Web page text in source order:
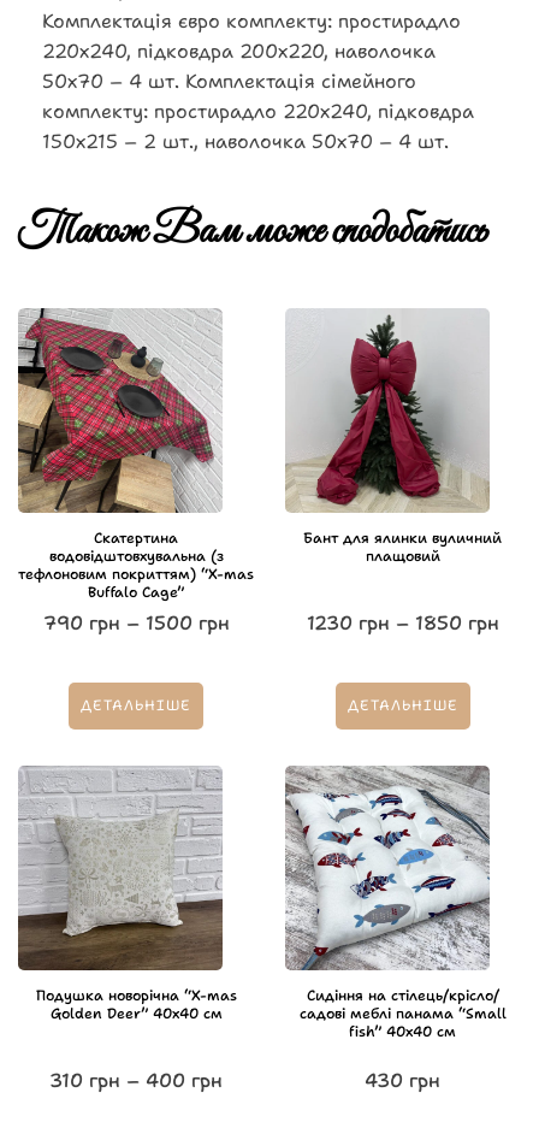
Комплектація євро комплекту: простирадло
220х240, підковдра 200х220, наволочка
50х70 – 4 шт. Комплектація сімейного
комплекту: простирадло 220х240, підковдра
150х215 – 2 шт., наволочка 50х70 – 4 шт.
Також Вам може сподобатись
Скатертина
водовідштовхувальна (з
тефлоновим покриттям) “X-mas
Buffalo Cage”
790 грн – 1500 грн
ДЕТАЛЬНІШЕ
Бант для ялинки вуличний
плащовий
1230 грн – 1850 грн
ДЕТАЛЬНІШЕ
Подушка новорічна “X-mas
Golden Deer” 40х40 см
310 грн – 400 грн
Сидіння на стілець/крісло/
садові меблі панама “Small
fish” 40х40 см
430 грн